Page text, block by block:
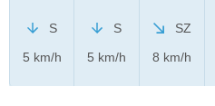
S
5 km/h
S
5 km/h
SZ
8 km/h